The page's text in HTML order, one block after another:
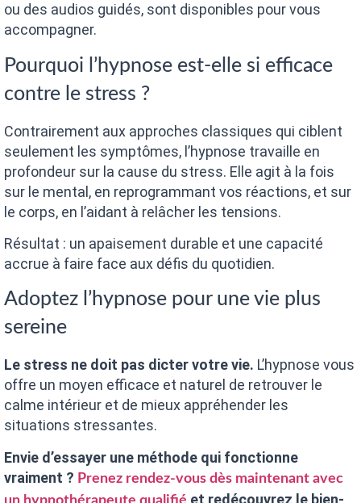
ou des audios guidés, sont disponibles pour vous
accompagner.
Pourquoi l’hypnose est-elle si efficace
contre le stress ?
Contrairement aux approches classiques qui ciblent
seulement les symptômes, l’hypnose travaille en
profondeur sur la cause du stress. Elle agit à la fois
sur le mental, en reprogrammant vos réactions, et sur
le corps, en l’aidant à relâcher les tensions.
Résultat : un apaisement durable et une capacité
accrue à faire face aux défis du quotidien.
Adoptez l’hypnose pour une vie plus
sereine
Le stress ne doit pas dicter votre vie. L’hypnose vous
offre un moyen efficace et naturel de retrouver le
calme intérieur et de mieux appréhender les
situations stressantes.
Envie d’essayer une méthode qui fonctionne
vraiment ? Prenez rendez-vous dès maintenant avec
et redécouvrez le bien-